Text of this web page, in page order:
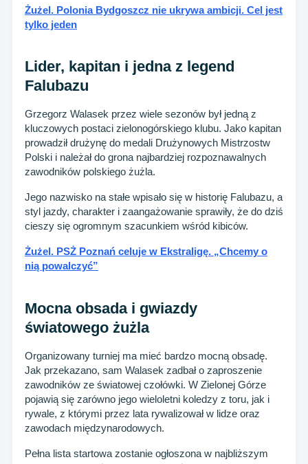
Żużel. Polonia Bydgoszcz nie ukrywa ambicji. Cel jest
tylko jeden
Lider, kapitan i jedna z legend
Falubazu
Grzegorz Walasek przez wiele sezonów był jedną z
kluczowych postaci zielonogórskiego klubu. Jako kapitan
prowadził drużynę do medali Drużynowych Mistrzostw
Polski i należał do grona najbardziej rozpoznawalnych
zawodników polskiego żużla.
Jego nazwisko na stałe wpisało się w historię Falubazu, a
styl jazdy, charakter i zaangażowanie sprawiły, że do dziś
cieszy się ogromnym szacunkiem wśród kibiców.
Żużel. PSŻ Poznań celuje w Ekstraligę. „Chcemy o
nią powalczyć”
Mocna obsada i gwiazdy
światowego żużla
Organizowany turniej ma mieć bardzo mocną obsadę.
Jak przekazano, sam Walasek zadbał o zaproszenie
zawodników ze światowej czołówki. W Zielonej Górze
pojawią się zarówno jego wieloletni koledzy z toru, jak i
rywale, z którymi przez lata rywalizował w lidze oraz
zawodach międzynarodowych.
Pełna lista startowa zostanie ogłoszona w najbliższym